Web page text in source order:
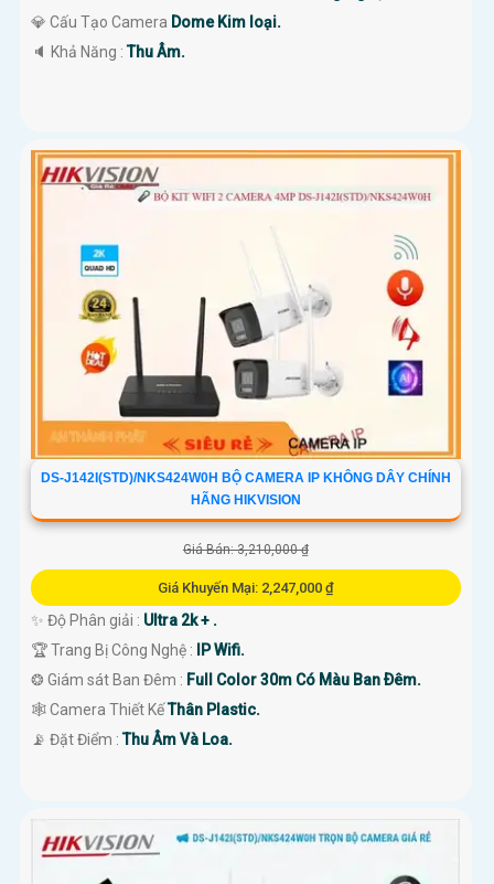
💎 Cấu Tạo Camera Dome Kim loại.
️🔈 Khả Năng :Thu Âm.
DS-J142I(STD)/NKS424W0H BỘ CAMERA IP KHÔNG DÂY CHÍNH
HÃNG HIKVISION
Giá Bán: 3,210,000 ₫
Giá Khuyến Mại: 2,247,000 ₫
✨ Độ Phân giải : Ultra 2k + .
🏆 Trang Bị Công Nghệ :
IP Wifi.
❂ Giám sát Ban Đêm : Full Color 30m Có Màu Ban Ðêm.
🕸️ Camera Thiết KếThân Plastic.
️📡 Đặt Điểm :Thu Âm Và Loa.